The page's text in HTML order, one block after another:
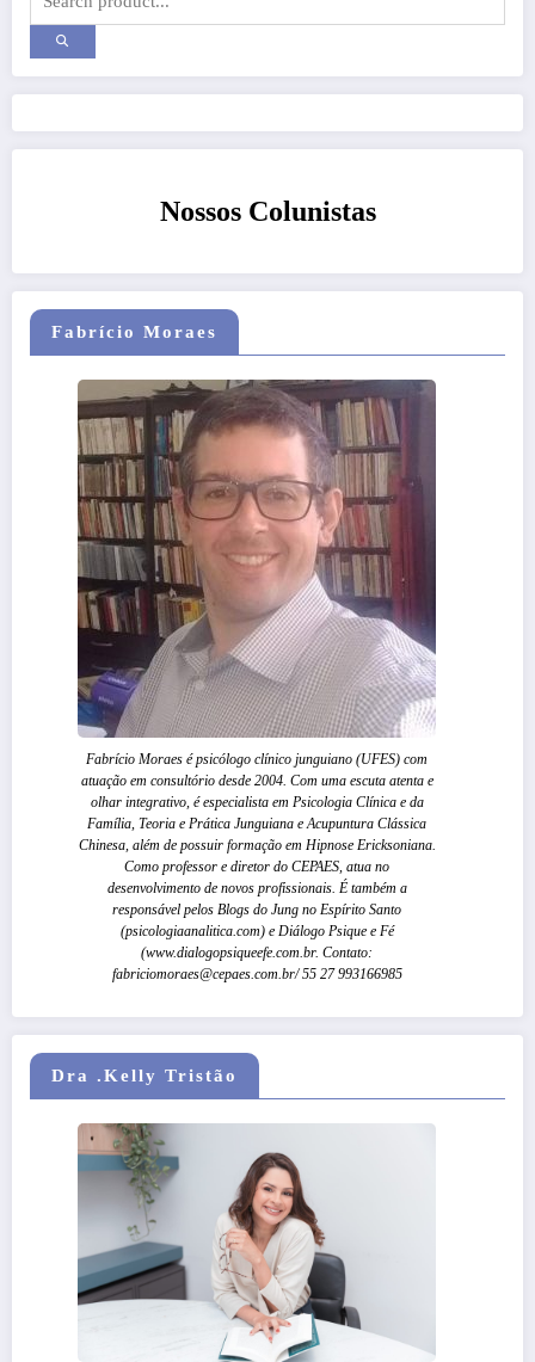
Nossos Colunistas
Fabrício Moraes
Fabrício Moraes é psicólogo clínico junguiano (UFES) com
atuação em consultório desde 2004. Com uma escuta atenta e
olhar integrativo, é especialista em Psicologia Clínica e da
Família, Teoria e Prática Junguiana e Acupuntura Clássica
Chinesa, além de possuir formação em Hipnose Ericksoniana.
Como professor e diretor do CEPAES, atua no
desenvolvimento de novos profissionais. É também a
responsável pelos Blogs do Jung no Espírito Santo
(psicologiaanalitica.com) e Diálogo Psique e Fé
(www.dialogopsiqueefe.com.br. Contato:
fabriciomoraes@cepaes.com.br/ 55 27 993166985
Dra .Kelly Tristão